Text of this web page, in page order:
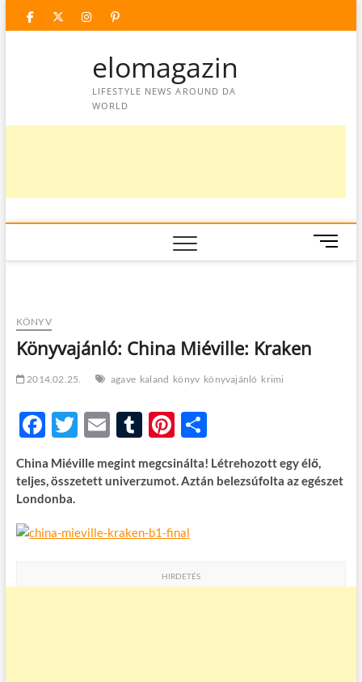
facebooktwitter
instagram
googleplus
pinterest
elomagazin
LIFESTYLE NEWS AROUND DA
WORLD
M
e
KÖNYV
Könyvajánló: China Miéville: Kraken
2014.02.25. agave kaland könyv könyvajánló krimi
F
ac
e
b
o
k
T
w
itt
E
m
ail
T
m
r
Pi
nt
er
t
O
ss
za
China Miéville megint megcsinálta! Létrehozott egy élő,
teljes, összetett univerzumot. Aztán belezsúfolta az egészet
Londonba.
HIRDETÉS